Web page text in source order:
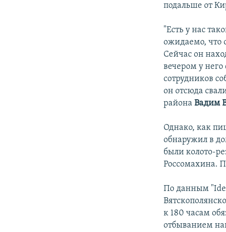
подальше от
"Есть у нас
ожидаемо, что
Сейчас он
вечером у
сотрудников
он отсюда
районаВадим
Однако, как
обнаружил в
были колото-
Россомахина.
По данным
к 180 часам
отбыванием